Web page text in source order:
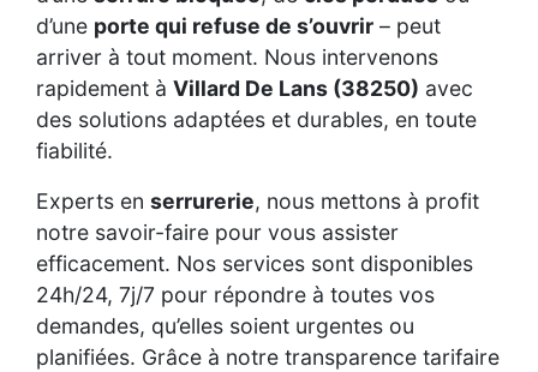
d’une porte qui refuse de s’ouvrir – peut
arriver à tout moment. Nous intervenons
rapidement à Villard De Lans (38250) avec
des solutions adaptées et durables, en toute
fiabilité.
Experts en serrurerie, nous mettons à profit
notre savoir-faire pour vous assister
efficacement. Nos services sont disponibles
24h/24, 7j/7 pour répondre à toutes vos
demandes, qu’elles soient urgentes ou
planifiées. Grâce à notre transparence tarifaire